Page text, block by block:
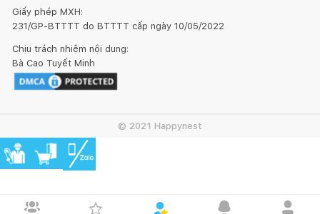
Giấy phép MXH:
231/GP-BTTTT do BTTTT cấp ngày 10/05/2022
Chịu trách nhiệm nội dung:
Bà Cao Tuyết Minh
© 2021 Happynest